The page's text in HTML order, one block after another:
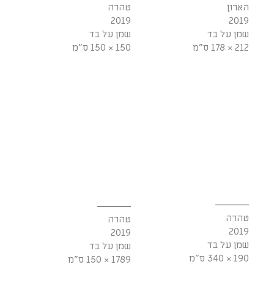
הארון
2019
שמן על בד
212 × 178 ס"מ
טהרה
2019
שמן על בד
150 × 150 ס"מ
טהרה
2019
שמן על בד
190 × 340 ס"מ
טהרה
2019
שמן על בד
1789 × 150 ס"מ